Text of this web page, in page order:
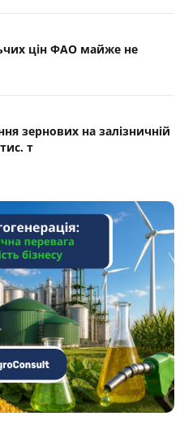
цін ФАО майже не
зернових на залізничній
т